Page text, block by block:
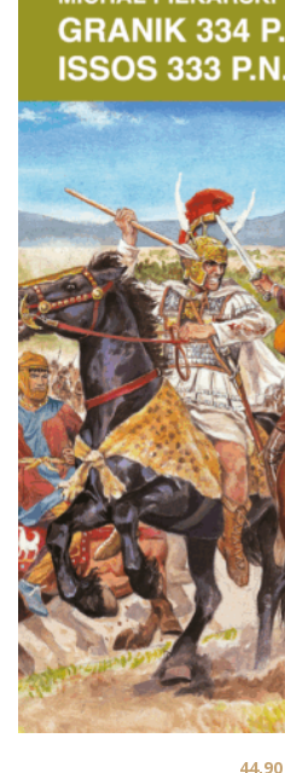
44,90